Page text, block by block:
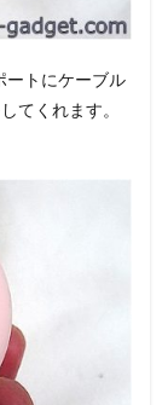
ートにケーブル
てくれます。